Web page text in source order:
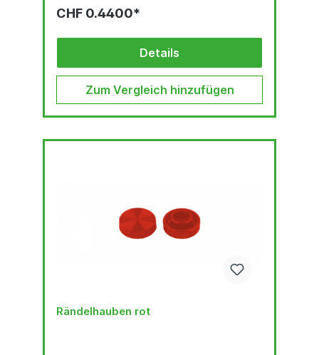
CHF 0.4400*
Details
Zum Vergleich hinzufügen
Rändelhauben rot